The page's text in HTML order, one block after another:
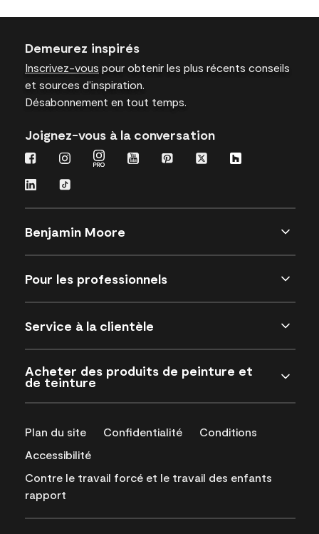
Demeurez inspirés
Inscrivez-vous pour obtenir les plus récents conseils
et sources d’inspiration.
Désabonnement en tout temps.
Joignez-vous à la conversation
Benjamin Moore
Pour les professionnels
Service à la clientèle
Acheter des produits de peinture et
de teinture
Plan du site Confidentialité
Conditions
Accessibilité
Contre le travail forcé et le travail des enfants
rapport